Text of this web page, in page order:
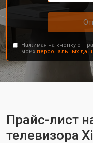
Нажимая на кнопку
моих персональных
Прайс-лист
телевизора